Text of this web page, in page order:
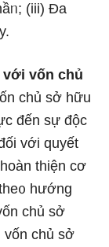
(iii) Đa
với vốn chủ
chủ sở hữu
đến sự độc
với quyết
thiện cơ
hướng
chủ sở
vốn chủ sở